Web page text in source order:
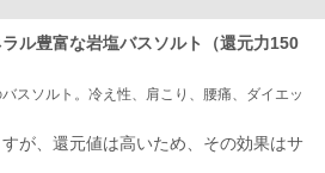
ル豊富な岩塩バスソルト（還元力150
スソルト。冷え性、肩こり、腰痛、ダイエッ
が、還元値は高いため、その効果はサ